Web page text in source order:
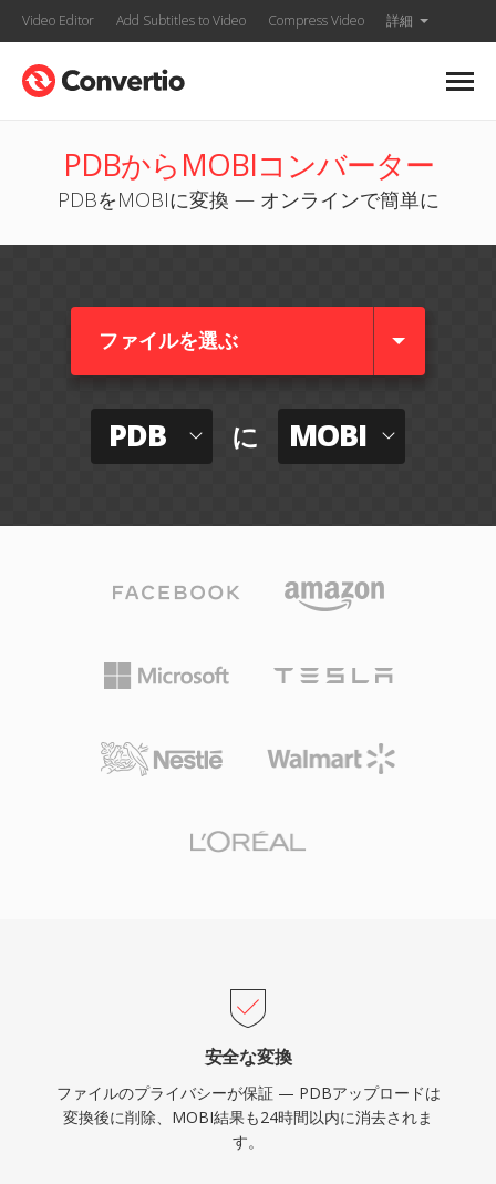
Video Editor Add Subtitles to Video Compress Video 詳細
PDBからMOBIコンバーター
PDBをMOBIに変換 — オンラインで簡単に
ファイルを選ぶ
PDB に MOBI
安全な変換
ファイルのプライバシーが保証 — PDBアップロードは
変換後に削除、MOBI結果も24時間以内に消去されま
す。